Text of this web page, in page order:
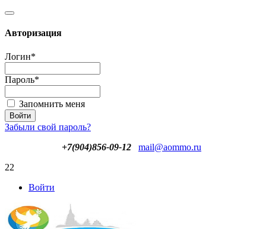
Авторизация
Логин*
Пароль*
Запомнить меня
Забыли свой пароль?
+7(904)856-09-12
mail@aommo.ru
22
Войти